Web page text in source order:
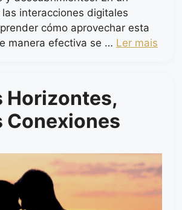
interacciones digitales
cómo aprovechar esta
manera efectiva se … Ler mais
Horizontes,
Conexiones